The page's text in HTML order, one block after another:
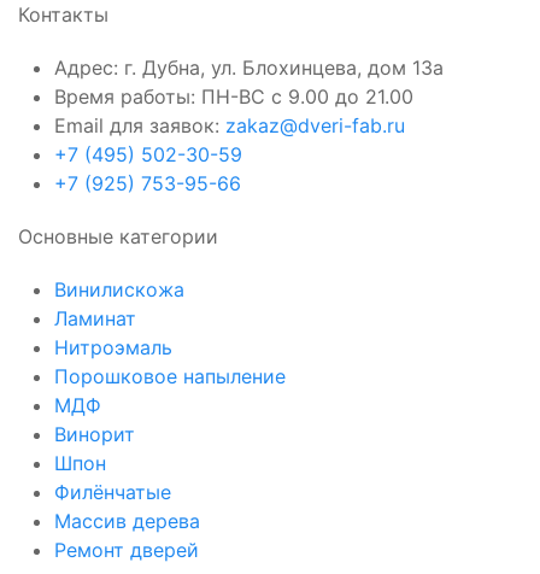
Контакты
Адрес: г. Дубна, ул. Блохинцева, дом 13а
Время работы: ПН-ВС с 9.00 до 21.00
Email для заявок: zakaz@dveri-fab.ru
+7 (495) 502-30-59
+7 (925) 753-95-66
Основные категории
Винилискожа
Ламинат
Нитроэмаль
Порошковое напыление
МДФ
Винорит
Шпон
Филёнчатые
Массив дерева
Ремонт дверей